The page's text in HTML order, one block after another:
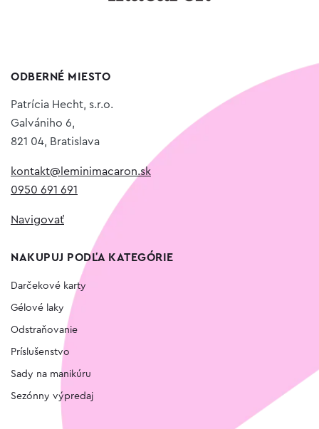
ODBERNÉ MIESTO
Patrícia Hecht, s.r.o.
Galvániho 6,
821 04, Bratislava
kontakt@leminimacaron.sk
0950 691 691
Navigovať
NAKUPUJ PODĽA KATEGÓRIE
Darčekové karty
Gélové laky
Odstraňovanie
Príslušenstvo
Sady na manikúru
Sezónny výpredaj